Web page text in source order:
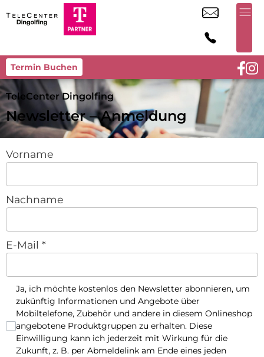
Termin Buchen
TeleCenter Dingolfing
Newsletter – Anmeldung
Vorname
Nachname
E-Mail *
Ja, ich möchte kostenlos den Newsletter abonnieren, um
zukünftig Informationen und Angebote über
Mobiltelefone, Zubehör und andere in diesem Onlineshop
angebotene Produktgruppen zu erhalten. Diese
Einwilligung kann ich jederzeit mit Wirkung für die
Zukunft, z. B. per Abmeldelink am Ende eines jeden